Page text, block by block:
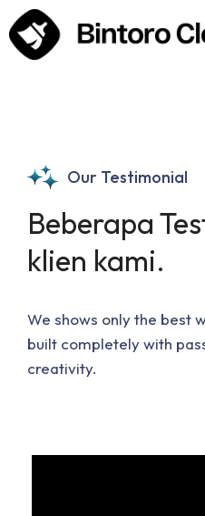
Our Testimonial
Beberapa
klien kami.
We shows only the best
built completely with
creativity.